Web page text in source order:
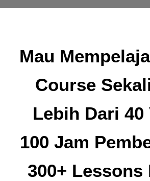
Mau
Course
Lebih Dari 40
100 Jam
300+